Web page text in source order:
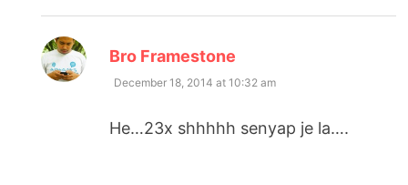
Bro Framestone
December 18, 2014 at 10:32 am
He…23x shhhhh senyap je la….